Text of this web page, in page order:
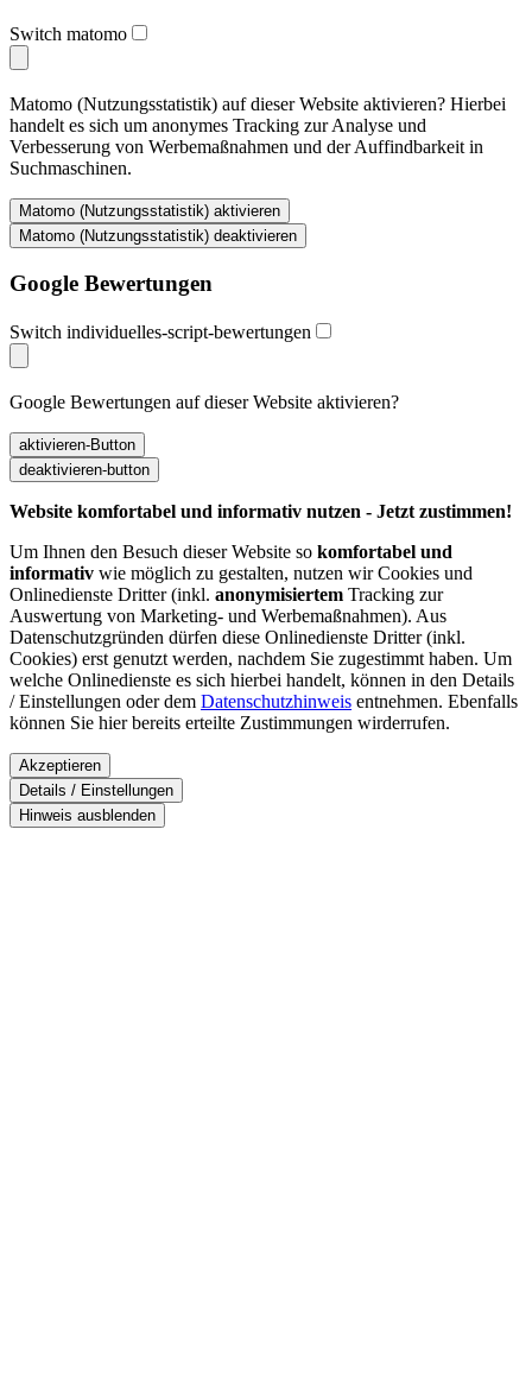
Switch matomo
Matomo (Nutzungsstatistik) auf dieser Website aktivieren? Hierbei
handelt es sich um anonymes Tracking zur Analyse und
Verbesserung von Werbemaßnahmen und der Auffindbarkeit in
Suchmaschinen.
Google Bewertungen
Switch individuelles-script-bewertungen
Google Bewertungen auf dieser Website aktivieren?
Website komfortabel und informativ nutzen - Jetzt zustimmen!
Um Ihnen den Besuch dieser Website so komfortabel und
informativ wie möglich zu gestalten, nutzen wir Cookies und
Onlinedienste Dritter (inkl. anonymisiertem Tracking zur
Auswertung von Marketing- und Werbemaßnahmen). Aus
Datenschutzgründen dürfen diese Onlinedienste Dritter (inkl.
Cookies) erst genutzt werden, nachdem Sie zugestimmt haben. Um
welche Onlinedienste es sich hierbei handelt, können in den Details
/ Einstellungen oder dem Datenschutzhinweis entnehmen. Ebenfalls
können Sie hier bereits erteilte Zustimmungen wirderrufen.